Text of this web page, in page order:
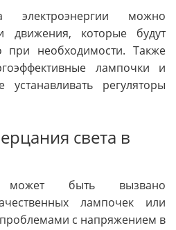
можно
движения, которые будут
при необходимости. Также
лампочки и
регуляторы
света в
может быть вызвано
лампочек или
проблемами с напряжением в